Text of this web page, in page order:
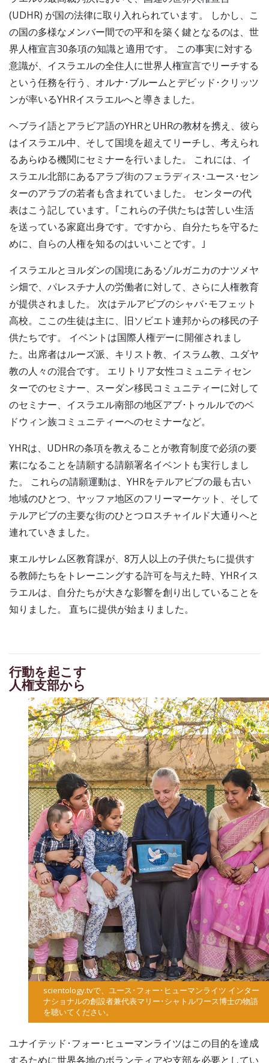
(UDHR) が国の法律に取り入れられています。 しかし、こ
の国の多様なメンバー間での平和を築く鍵となるのは、世
界人権宣言30条項の知識と適用です。 この事実に対する
意識が、イスラエルの全住人に世界人権宣言でリーチする
という任務を行う、オルナ･ブルームとデビッド･クリッツ
ンが率いるYHRイスラエルへと導きました。
ヘブライ語とアラビア語のYHRとUHRの教材を携え、彼ら
はイスラエル中、そして国境を超えてリーチし、考えられ
るあらゆる機関にセミナーを行いました。 これには、イ
スラエル北部にあるアラブ街のフェラディス･ユース･セン
ターのアラブの若者も含まれていました。 センターの代
表はこう記しています。｢これらの子供たちは苦しい生活
を送っている家庭出身です。ですから、自分たちを守るた
めに、自らの人権を知るのはいいことです。｣
イスラエルとヨルダンの国境にあるゾルガニカのナツメヤ
シ畑で、パレスチナ人の労働者に対して、さらに人権教育
が提供されました。 次はテルアビブのシャバ･モフェット
高校。ここの生徒は主に、旧ソビエト連邦からの移民の子
供たちです。 イベントは国際人権デーに開催されまし
た。出席者はルーズ派、キリスト教、イスラム教、ユダヤ
教の人々の混合です。 エリトリア女性コミュニティセン
ターでのセミナー、スーダン移民コミュニティーに対して
のセミナー、イスラエル南部の地区アブ･トゥルルでのベ
ドウィン族コミュニティーへのセミナーなど。
YHRは、UDHRの条項を教えることが教育制度で必須の要
素になることを請願する請願署名イベントも実行しまし
た。 これらの請願運動は、YHRをテルアビブの最も古い
地域のひとつ、ヤッファ地区のフリーマーケット、そして
テルアビブの主要な街のひとつロスチャイルド大通りへと
連れていきました。
東エルサレム区教育課が、8万人以上の子供たちに提供す
る教師たちをトレーニングする許可を与えた時、YHRイス
ラエルは、自分たちが大きな影響を創り出していることを
知りました。 直ちに提供が始まりました。
行動を起こす
人権支部から
scientology.tvで、ユース･フォー･ヒューマンライツ インター
ナショナルの創設者兼代表マリー･シャトルワース博士の物語
を聴いてください。
ユナイテッド･フォー･ヒューマンライツはこの目的を達成
するために世界各地のボランティアや支部を必要としてい